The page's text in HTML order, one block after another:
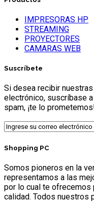
IMPRESORAS HP
STREAMING
PROYECTORES
CAMARAS WEB
Suscríbete
Si desea recibir
electrónico, suscríbase
spam, ¡te lo
Shopping PC
Somos pioneros en la
representamos a las
por lo cual te ofrecemos
calidad. Todos nuestros